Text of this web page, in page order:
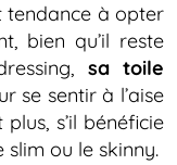
tendance à opter
bien qu’il reste
sa toile
se sentir à l’aise
s’il bénéficie
slim ou le skinny.